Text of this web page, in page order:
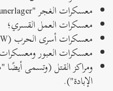
معسكرات الغجر "Zigeunerlager"؛
معسكرات العمل القسري؛
معسكرات أسرى الحرب (POW)؛
معسكرات العبور
ومراكز القتل (وتسمى
الإبادة").